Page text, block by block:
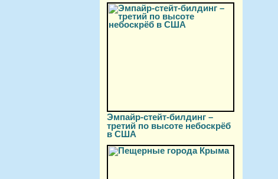
Эмпайр-стейт-билдинг –
третий по высоте небоскрёб
в США